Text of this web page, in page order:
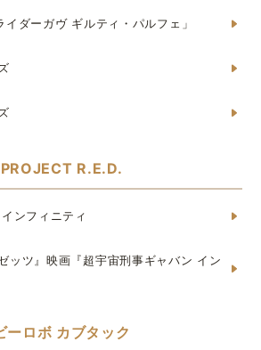
ダーガヴ ギルティ・パルフェ」
PROJECT R.E.D.
ンフィニティ
ッツ』映画『超宇宙刑事ギャバン イン
ーロボ カブタック